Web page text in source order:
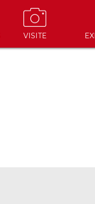
VISITE